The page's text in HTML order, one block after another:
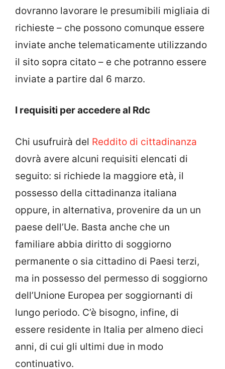
dovranno lavorare le presumibili migliaia di
richieste – che possono comunque essere
inviate anche telematicamente utilizzando
il sito sopra citato – e che potranno essere
inviate a partire dal 6 marzo.
I requisiti per accedere al Rdc
Chi usufruirà del Reddito di cittadinanza
dovrà avere alcuni requisiti elencati di
seguito: si richiede la maggiore età, il
possesso della cittadinanza italiana
oppure, in alternativa, provenire da un un
paese dell’Ue. Basta anche che un
familiare abbia diritto di soggiorno
permanente o sia cittadino di Paesi terzi,
ma in possesso del permesso di soggiorno
dell’Unione Europea per soggiornanti di
lungo periodo. C’è bisogno, infine, di
essere residente in Italia per almeno dieci
anni, di cui gli ultimi due in modo
continuativo.